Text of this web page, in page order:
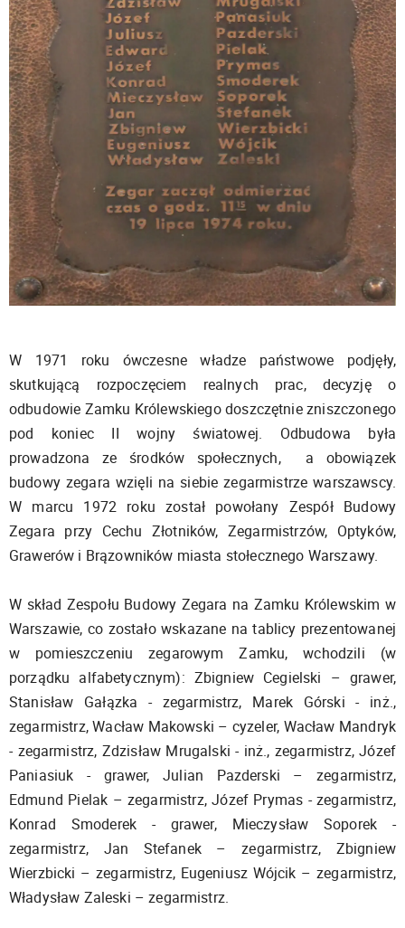
W 1971 roku ówczesne władze państwowe podjęły,
skutkującą rozpoczęciem realnych prac, decyzję o
odbudowie Zamku Królewskiego doszczętnie zniszczonego
pod koniec II wojny światowej. Odbudowa była
prowadzona ze środków społecznych, a obowiązek
budowy zegara wzięli na siebie zegarmistrze warszawscy.
W marcu 1972 roku został powołany Zespół Budowy
Zegara przy Cechu Złotników, Zegarmistrzów, Optyków,
Grawerów i Brązowników miasta stołecznego Warszawy.
W skład Zespołu Budowy Zegara na Zamku Królewskim w
Warszawie, co zostało wskazane na tablicy prezentowanej
w pomieszczeniu zegarowym Zamku, wchodzili (w
porządku alfabetycznym): Zbigniew Cegielski – grawer,
Stanisław Gałązka - zegarmistrz, Marek Górski - inż.,
zegarmistrz, Wacław Makowski – cyzeler, Wacław Mandryk
- zegarmistrz, Zdzisław Mrugalski - inż., zegarmistrz, Józef
Paniasiuk - grawer, Julian Pazderski – zegarmistrz,
Edmund Pielak – zegarmistrz, Józef Prymas - zegarmistrz,
Konrad Smoderek - grawer, Mieczysław Soporek -
zegarmistrz, Jan Stefanek – zegarmistrz, Zbigniew
Wierzbicki – zegarmistrz, Eugeniusz Wójcik – zegarmistrz,
Władysław Zaleski – zegarmistrz.